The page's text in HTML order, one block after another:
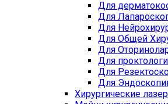
Для
Для
Для
Для Общей
Для
Для
Для
Для
Хирургические